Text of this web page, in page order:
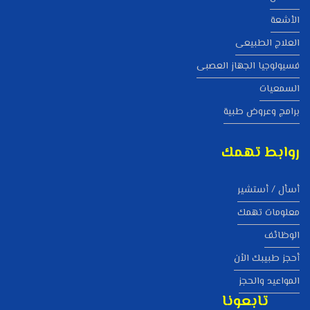
الأشعة
العلاج الطبيعى
فسيولوجيا الجهاز العصبى
السمعيات
برامج وعروض طبية
روابط تهمك
أسأل / أستشير
معلومات تهمك
الوظائف
أحجز طبيبك الاْن
المواعيد والحجز
تابعونا